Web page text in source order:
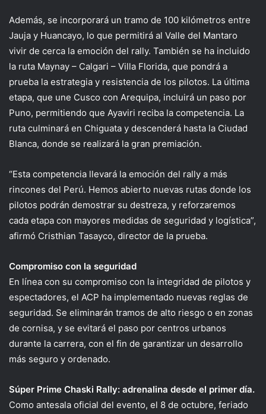
Además, se incorporará un tramo de 100 kilómetros entre
Jauja y Huancayo, lo que permitirá al Valle del Mantaro
vivir de cerca la emoción del rally. También se ha incluido
la ruta Maynay – Calgari – Villa Florida, que pondrá a
prueba la estrategia y resistencia de los pilotos. La última
etapa, que une Cusco con Arequipa, incluirá un paso por
Puno, permitiendo que Ayaviri reciba la competencia. La
ruta culminará en Chiguata y descenderá hasta la Ciudad
Blanca, donde se realizará la gran premiación.
“Esta competencia llevará la emoción del rally a más
rincones del Perú. Hemos abierto nuevas rutas donde los
pilotos podrán demostrar su destreza, y reforzaremos
cada etapa con mayores medidas de seguridad y logística”,
afirmó Cristhian Tasayco, director de la prueba.
Compromiso con la seguridad
En línea con su compromiso con la integridad de pilotos y
espectadores, el ACP ha implementado nuevas reglas de
seguridad. Se eliminarán tramos de alto riesgo o en zonas
de cornisa, y se evitará el paso por centros urbanos
durante la carrera, con el fin de garantizar un desarrollo
más seguro y ordenado.
Súper Prime Chaski Rally: adrenalina desde el primer día.
Como antesala oficial del evento, el 8 de octubre, feriado